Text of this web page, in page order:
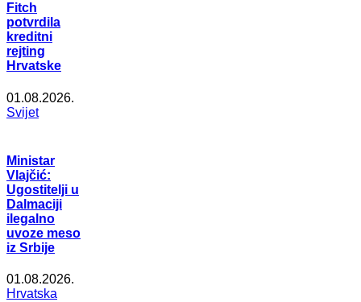
Fitch
potvrdila
kreditni
rejting
Hrvatske
01.08.2026.
Svijet
Ministar
Vlajčić:
Ugostitelji u
Dalmaciji
ilegalno
uvoze meso
iz Srbije
01.08.2026.
Hrvatska